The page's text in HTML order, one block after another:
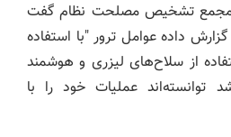
مجمع تشخیص مصلحت نظام گفت
داده عوامل ترور "با استفاده
از سلاح‌های لیزری و هوشمند
توانسته‌اند عملیات خود را با